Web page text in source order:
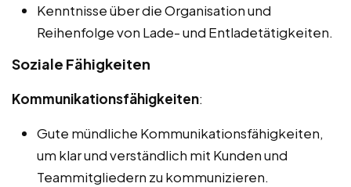
Kenntnisse über die Organisation und
Reihenfolge von Lade- und Entladetätigkeiten.
Soziale Fähigkeiten
Kommunikationsfähigkeiten:
Gute mündliche Kommunikationsfähigkeiten,
um klar und verständlich mit Kunden und
Teammitgliedern zu kommunizieren.